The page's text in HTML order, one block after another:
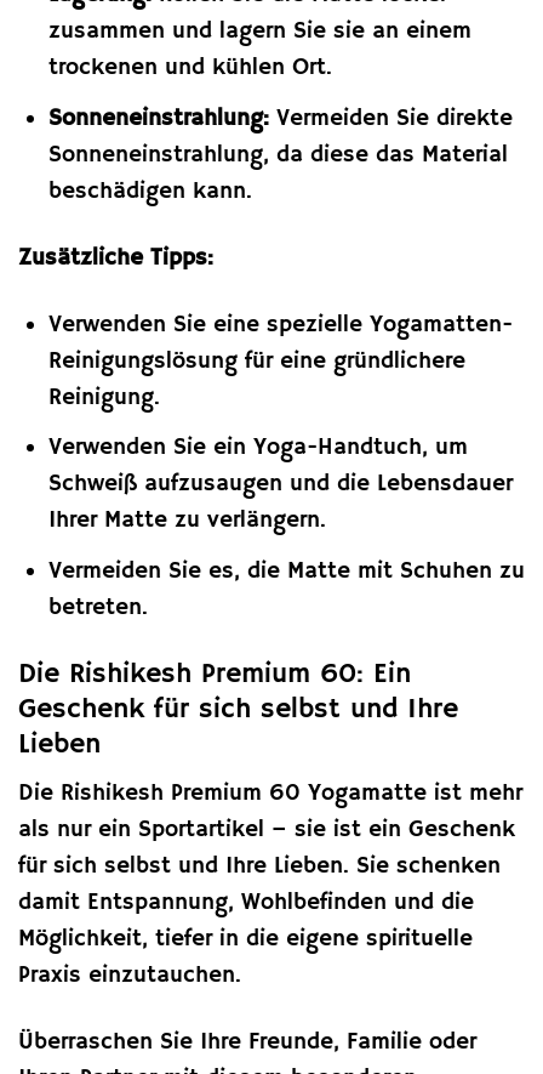
zusammen und lagern Sie sie an einem
trockenen und kühlen Ort.
Sonneneinstrahlung:Vermeiden Sie direkte
Sonneneinstrahlung, da diese das Material
beschädigen kann.
Zusätzliche Tipps:
Verwenden Sie eine spezielle Yogamatten-
Reinigungslösung für eine gründlichere
Reinigung.
Verwenden Sie ein Yoga-Handtuch, um
Schweiß aufzusaugen und die Lebensdauer
Ihrer Matte zu verlängern.
Vermeiden Sie es, die Matte mit Schuhen zu
betreten.
Die Rishikesh Premium 60: Ein
Geschenk für sich selbst und Ihre
Lieben
Die Rishikesh Premium 60 Yogamatte ist mehr
als nur ein Sportartikel – sie ist ein Geschenk
für sich selbst und Ihre Lieben. Sie schenken
damit Entspannung, Wohlbefinden und die
Möglichkeit, tiefer in die eigene spirituelle
Praxis einzutauchen.
Überraschen Sie Ihre Freunde, Familie oder